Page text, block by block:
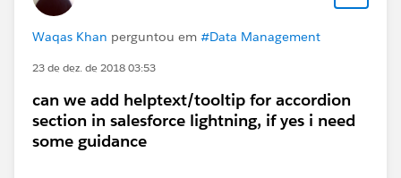
Waqas Khan perguntou em #Data Management
23 de dez. de 2018 03:53
can we add helptext/tooltip for accordion
section in salesforce lightning, if yes i need
some guidance